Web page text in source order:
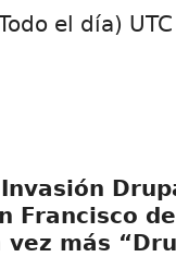
el día) UTC
Francisco
más